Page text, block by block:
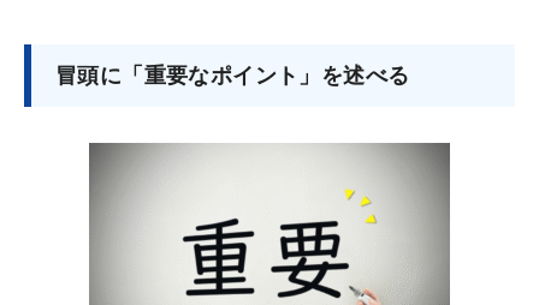
冒頭に「重要なポイント」を述べる